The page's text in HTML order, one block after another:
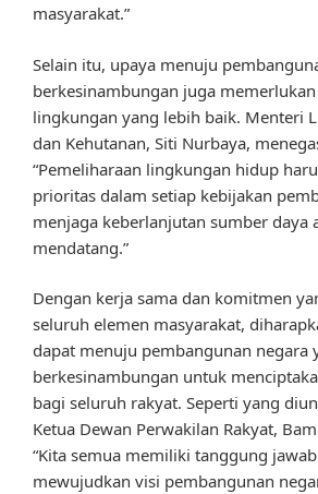
masyarakat.”
Selain itu, upaya menuju
berkesinambungan juga
lingkungan yang lebih baik. Menteri
dan Kehutanan, Siti Nurbaya,
“Pemeliharaan lingkungan hidup
prioritas dalam setiap kebijakan
menjaga keberlanjutan sumber daya
mendatang.”
Dengan kerja sama dan komitmen
seluruh elemen masyarakat,
dapat menuju pembangunan negara
berkesinambungan untuk
bagi seluruh rakyat. Seperti yang
Ketua Dewan Perwakilan Rakyat,
“Kita semua memiliki tanggung
mewujudkan visi pembangunan